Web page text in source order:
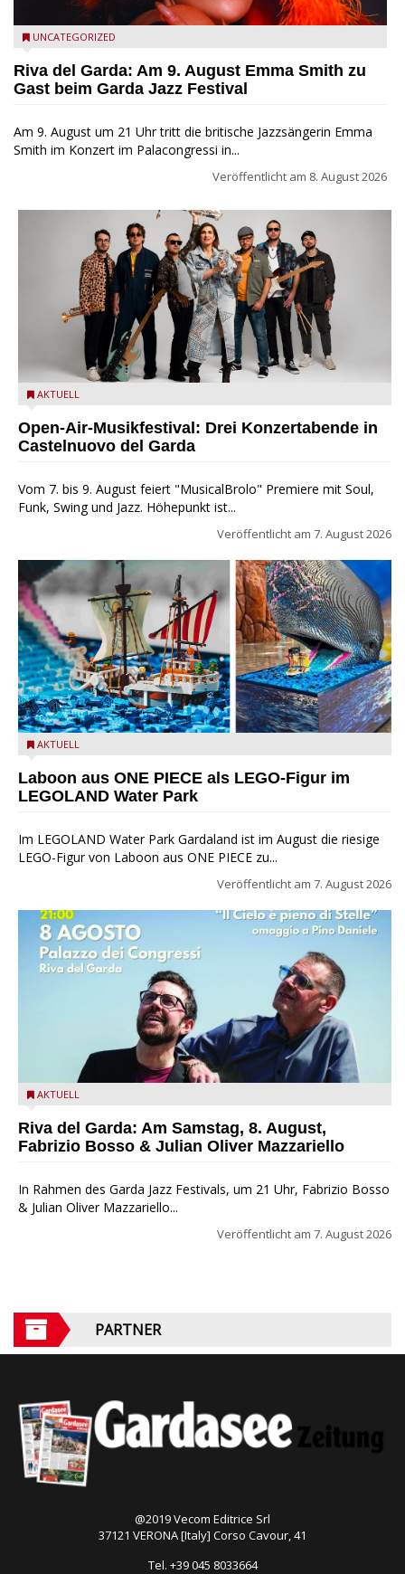
Riva del Garda - Emma Smith zu Gast beim Garda Jazz
UNCATEGORIZED
Riva del Garda: Am 9. August Emma Smith zu
Gast beim Garda Jazz Festival
Am 9. August um 21 Uhr tritt die britische Jazzsängerin Emma
Smith im Konzert im Palacongressi in...
Veröffentlicht am 8. August 2026
Castelnuovo del Garda: Die "Dirotta su Cuba" zu Gast beim
AKTUELL
Open-Air-Musikfestival: Drei Konzertabende in
Castelnuovo del Garda
Vom 7. bis 9. August feiert "MusicalBrolo" Premiere mit Soul,
Funk, Swing und Jazz. Höhepunkt ist...
Veröffentlicht am 7. August 2026
Laboon aus ONE PIECE als LEGO-Figur im LEGOLAND Water
AKTUELL
Laboon aus ONE PIECE als LEGO-Figur im
LEGOLAND Water Park
Im LEGOLAND Water Park Gardaland ist im August die riesige
LEGO-Figur von Laboon aus ONE PIECE zu...
Veröffentlicht am 7. August 2026
Fabrizio Bosso & Julian Oliver Mazzariello zu Gast beim Garda
AKTUELL
Riva del Garda: Am Samstag, 8. August,
Fabrizio Bosso & Julian Oliver Mazzariello
In Rahmen des Garda Jazz Festivals, um 21 Uhr, Fabrizio Bosso
& Julian Oliver Mazzariello...
Veröffentlicht am 7. August 2026
PARTNER
@2019 Vecom Editrice Srl
37121 VERONA [Italy] Corso Cavour, 41
Tel. +39 045 8033664